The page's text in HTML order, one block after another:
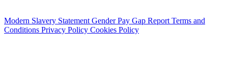
Modern Slavery Statement Gender Pay Gap Report Terms and
Conditions Privacy Policy Cookies Policy